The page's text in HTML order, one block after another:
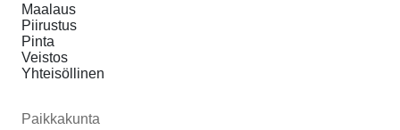
Maalaus
Piirustus
Pinta
Veistos
Yhteisöllinen
Paikkakunta